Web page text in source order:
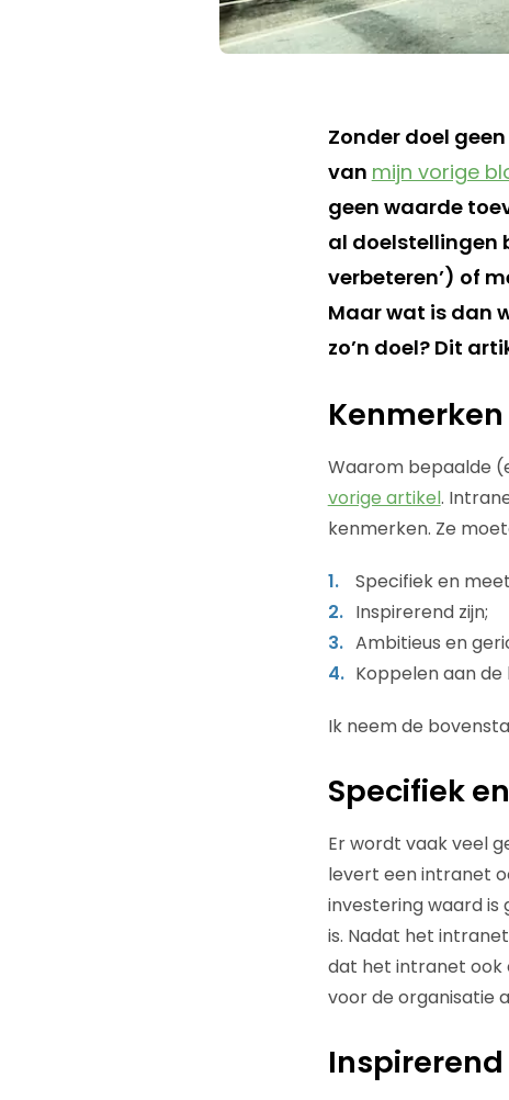
Zonder doel
van mijn vorige
geen waarde
al doelstellingen
verbeteren’) of
Maar wat is dan
zo’n doel? Dit
Waarom bepaalde
vorige artikel.
kenmerken. Ze
Specifiek en
Inspirerend zijn;
Ambitieus en
Koppelen aan
Ik neem de
Specifiek
Er wordt vaak veel
levert een intranet
investering waard
is. Nadat het
dat het intranet ook
voor de organisatie
Inspirerend